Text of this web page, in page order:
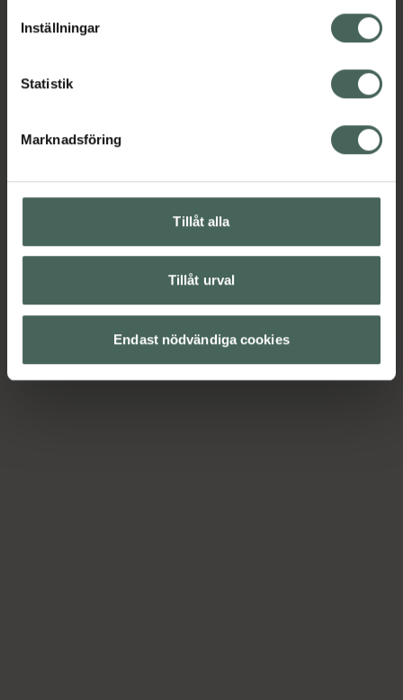
lagligheten av behandling som skett innan återkallelsen.
Inställningar
Statistik
Marknadsföring
Tillåt alla
Tillåt urval
Endast nödvändiga cookies